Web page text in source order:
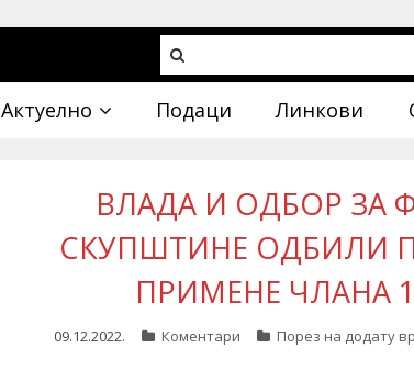
Актуелно Подаци Линкови
ВЛАДА И ОДБОР ЗА
СКУПШТИНЕ ОДБИЛИ
ПРИМЕНЕ ЧЛАНА
09.12.2022. Коментари Порез на додату